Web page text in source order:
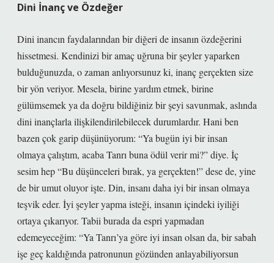
Dini İnanç ve Özdeğer
Dini inancın faydalarından bir diğeri de insanın özdeğerini
hissetmesi. Kendinizi bir amaç uğruna bir şeyler yaparken
bulduğunuzda, o zaman anlıyorsunuz ki, inanç gerçekten size
bir yön veriyor. Mesela, birine yardım etmek, birine
gülümsemek ya da doğru bildiğiniz bir şeyi savunmak, aslında
dini inançlarla ilişkilendirilebilecek durumlardır. Hani ben
bazen çok garip düşünüyorum: “Ya bugün iyi bir insan
olmaya çalıştım, acaba Tanrı buna ödül verir mi?” diye. İç
sesim hep “Bu düşünceleri bırak, ya gerçekten!” dese de, yine
de bir umut oluyor işte. Din, insanı daha iyi bir insan olmaya
teşvik eder. İyi şeyler yapma isteği, insanın içindeki iyiliği
ortaya çıkarıyor. Tabii burada da espri yapmadan
edemeyeceğim: “Ya Tanrı’ya göre iyi insan olsan da, bir sabah
işe geç kaldığında patronunun gözünden anlayabiliyorsun